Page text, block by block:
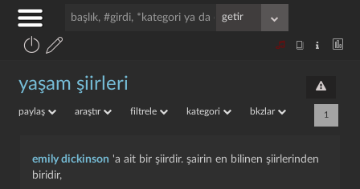
yaşam şiirleri
paylaş araştır filtrele kategori bkzlar 1
emily dickinson 'a ait bir şiirdir. şairin en bilinen şiirlerinden
biridir,